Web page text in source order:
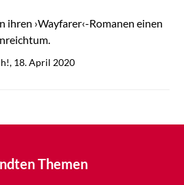
ihren ›Wayfarer‹-Romanen einen
18. April 2020
Themen